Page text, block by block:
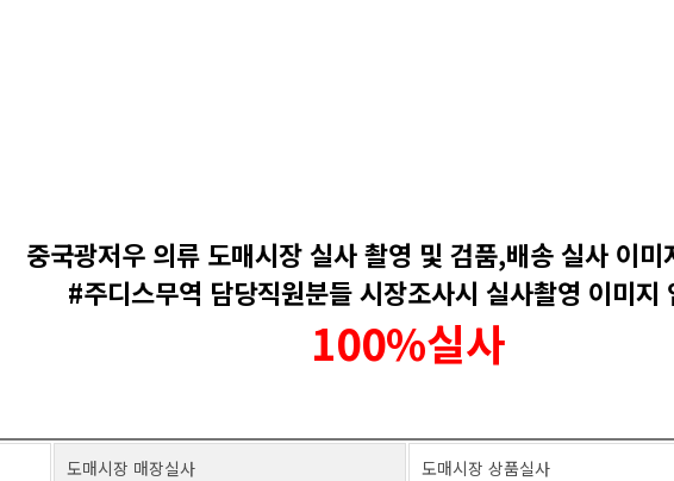
중국광저우 의류 도매시장 실사 촬영 및 검품,배송 실사 이
#주디스무역 담당직원분들 시장조사시 실사촬영 이미지
100%실사
도매시장 매장실사 도매시장 상품실사